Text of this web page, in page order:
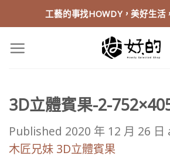
to
content
工藝的事找HOWDY，美好生活
3D立體賓果-2-
Published 2020 年 12 月 26 日
木匠兄妹 3D立體賓果